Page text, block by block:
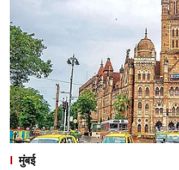
मुंबई